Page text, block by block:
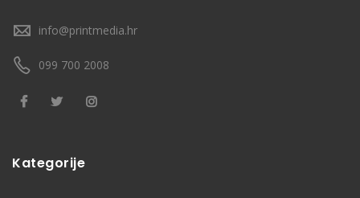
info@printmedia.hr
099 700 2008
Kategorije